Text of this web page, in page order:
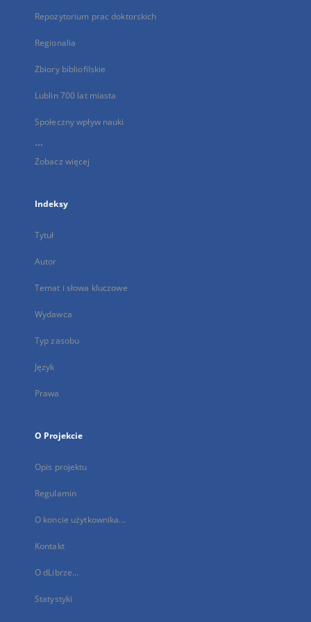
Repozytorium prac doktorskich
Regionalia
Zbiory bibliofilskie
Lublin 700 lat miasta
Społeczny wpływ nauki
...
Zobacz więcej
Indeksy
Tytuł
Autor
Temat i słowa kluczowe
Wydawca
Typ zasobu
Język
Prawa
O Projekcie
Opis projektu
Regulamin
O koncie użytkownika...
Kontakt
O dLibrze...
Statystyki